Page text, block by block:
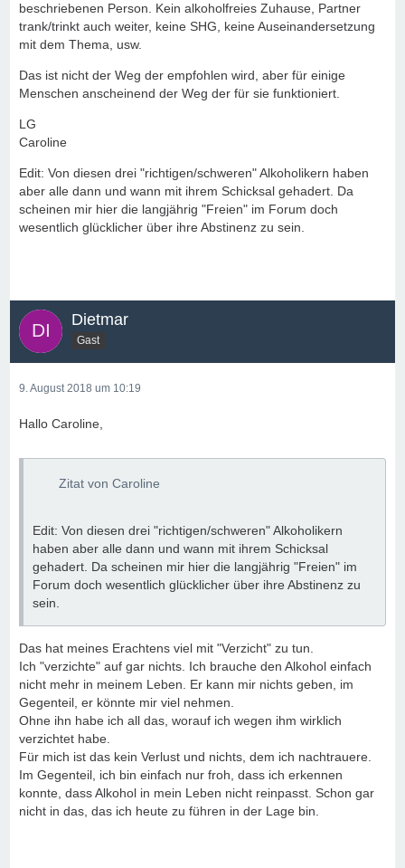
beschriebenen Person. Kein alkoholfreies Zuhause, Partner
trank/trinkt auch weiter, keine SHG, keine Auseinandersetzung
mit dem Thema, usw.
Das ist nicht der Weg der empfohlen wird, aber für einige
Menschen anscheinend der Weg der für sie funktioniert.
LG
Caroline
Edit: Von diesen drei "richtigen/schweren" Alkoholikern haben
aber alle dann und wann mit ihrem Schicksal gehadert. Da
scheinen mir hier die langjährig "Freien" im Forum doch
wesentlich glücklicher über ihre Abstinenz zu sein.
Dietmar
Gast
9. August 2018 um 10:19
Hallo Caroline,
Zitat von Caroline
Edit: Von diesen drei "richtigen/schweren" Alkoholikern
haben aber alle dann und wann mit ihrem Schicksal
gehadert. Da scheinen mir hier die langjährig "Freien" im
Forum doch wesentlich glücklicher über ihre Abstinenz zu
sein.
Das hat meines Erachtens viel mit "Verzicht" zu tun.
Ich "verzichte" auf gar nichts. Ich brauche den Alkohol einfach
nicht mehr in meinem Leben. Er kann mir nichts geben, im
Gegenteil, er könnte mir viel nehmen.
Ohne ihn habe ich all das, worauf ich wegen ihm wirklich
verzichtet habe.
Für mich ist das kein Verlust und nichts, dem ich nachtrauere.
Im Gegenteil, ich bin einfach nur froh, dass ich erkennen
konnte, dass Alkohol in mein Leben nicht reinpasst. Schon gar
nicht in das, das ich heute zu führen in der Lage bin.